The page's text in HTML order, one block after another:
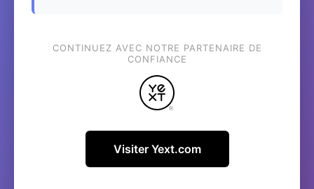
CONTINUEZ AVEC NOTRE PARTENAIRE DE
CONFIANCE
Visiter Yext.com